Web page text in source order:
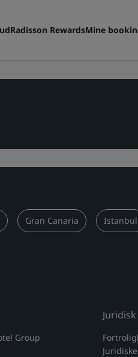
Radisson RewardsMine
Gran Canaria Istanbul
Group
Juridisk